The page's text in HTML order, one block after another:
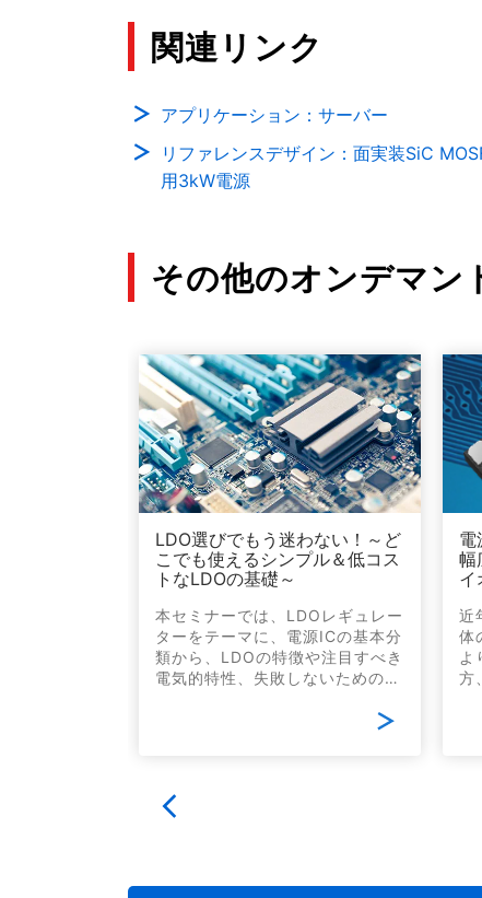
関連リンク
アプリケーション：サーバー
リファレンスデザイン：面実装SiC
用3kW電源
その他のオンデマン
LDO選びでもう迷わない！～ど
こでも使えるシンプル＆低コス
トなLDOの基礎～
本セミナーでは、LDOレギュレー
ターをテーマに、電源ICの基本分
類から、LDOの特徴や注目すべき
電気的特性、失敗しないための選
知識をコンパクトに解説します。
を丁寧にわかりやすくご説明しま
す。
電
幅
イ
近
体
よ
方